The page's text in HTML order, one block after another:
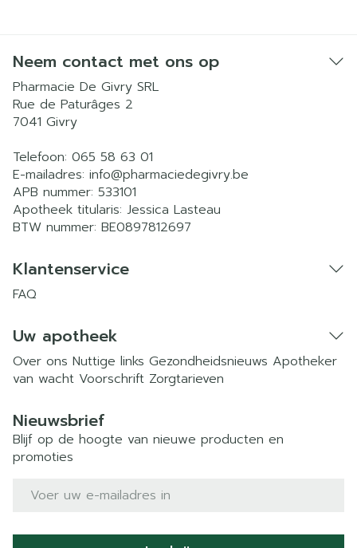
Neem contact met ons op
Pharmacie De Givry SRL
Rue de Paturâges 2
7041 Givry
Telefoon: 065 58 63 01
E-mailadres: info@pharmaciedegivry.be
APB nummer: 533101
Apotheek titularis: Jessica Lasteau
BTW nummer: BE0897812697
Klantenservice
FAQ
Uw apotheek
Over ons Nuttige links Gezondheidsnieuws Apotheker
van wacht Voorschrift Zorgtarieven
Nieuwsbrief
Blijf op de hoogte van nieuwe producten en
promoties
E-mail adres